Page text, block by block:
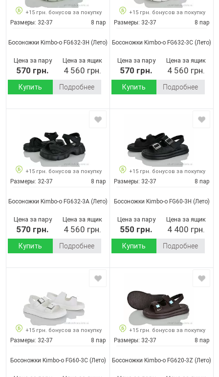
+15 грн. бонусов за покупку
Размеры: 32-37 8 пар
Босоножки Kimbo-o FG632-3H (Лето)
Цена за пару
570 грн.
Цена за ящик
4 560 грн.
Купить Подробнее
+15 грн. бонусов за покупку
Размеры: 32-37 8 пар
Босоножки Kimbo-o FG632-3C (Лето)
Цена за пару
570 грн.
Цена за ящик
4 560 грн.
Купить Подробнее
+15 грн. бонусов за покупку
Размеры: 32-37 8 пар
Босоножки Kimbo-o FG632-3A (Лето)
Цена за пару
570 грн.
Цена за ящик
4 560 грн.
Купить Подробнее
+15 грн. бонусов за покупку
Размеры: 32-37 8 пар
Босоножки Kimbo-o FG60-3H (Лето)
Цена за пару
550 грн.
Цена за ящик
4 400 грн.
Купить Подробнее
+15 грн. бонусов за покупку
Размеры: 32-37 8 пар
Босоножки Kimbo-o FG60-3C(Лето)
+15 грн. бонусов за покупку
Размеры: 32-37 8 пар
Босоножки Kimbo-o FG620-3Z (Лето)